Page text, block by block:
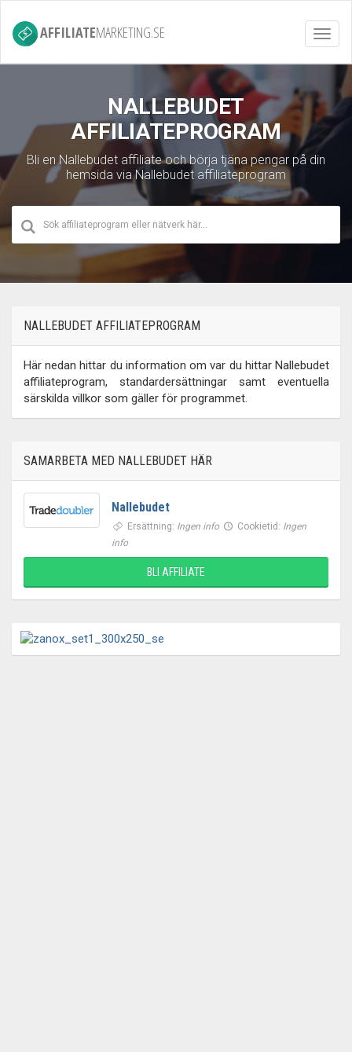
AFFILIATEMARKETING.SE
NALLEBUDET
AFFILIATEPROGRAM
Bli en Nallebudet affiliate och börja tjäna pengar på din
hemsida via Nallebudet affiliateprogram
NALLEBUDET AFFILIATEPROGRAM
Här nedan hittar du information om var du hittar Nallebudet
affiliateprogram, standardersättningar samt eventuella
särskilda villkor som gäller för programmet.
SAMARBETA MED NALLEBUDET HÄR
Nallebudet
Ersättning: Ingen info Cookietid: Ingen
info
BLI AFFILIATE